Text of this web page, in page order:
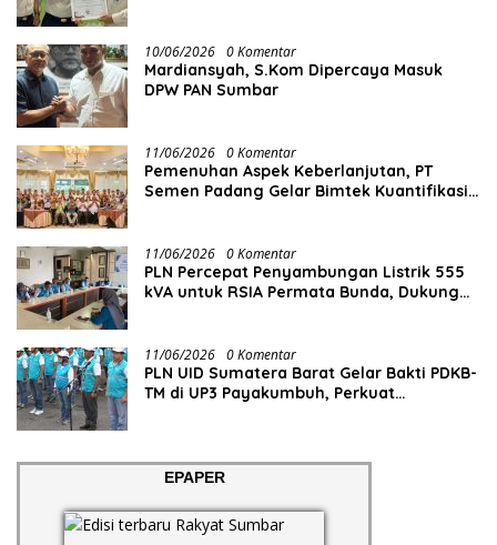
10/06/2026 0 Komentar
Mardiansyah, S.Kom Dipercaya Masuk
DPW PAN Sumbar
11/06/2026 0 Komentar
Pemenuhan Aspek Keberlanjutan, PT
Semen Padang Gelar Bimtek Kuantifikasi
11/06/2026 0 Komentar
PLN Percepat Penyambungan Listrik 555
kVA untuk RSIA Permata Bunda, Dukung
11/06/2026 0 Komentar
PLN UID Sumatera Barat Gelar Bakti PDKB-
TM di UP3 Payakumbuh, Perkuat
EPAPER